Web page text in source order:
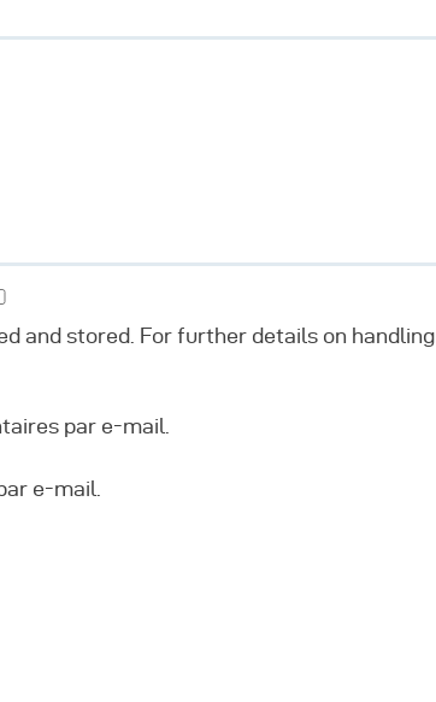
and stored. For further details on handling
par e-mail.
e-mail.